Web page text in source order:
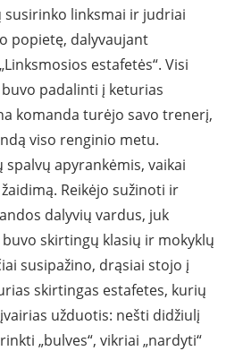
linksmai ir judriai
popietę, dalyvaujant
estafetės“. Visi
padalinti į keturias
komanda turėjo savo trenerį,
viso renginio metu.
apyrankėmis, vaikai
Reikėjo sužinoti ir
dalyvių vardus, juk
skirtingų klasių ir mokyklų
susipažino, drąsiai stojo į
skirtingas estafetes, kurių
užduotis: nešti didžiulį
„bulves“, vikriai „nardyti“